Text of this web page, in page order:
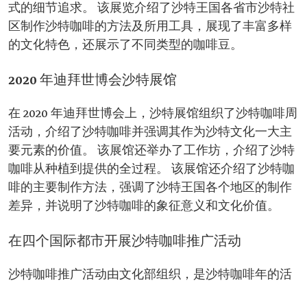
式的细节追求。 该展览介绍了沙特王国各省市沙特社
区制作沙特咖啡的方法及所用工具，展现了丰富多样
的文化特色，还展示了不同类型的咖啡豆。
2020 年迪拜世博会沙特展馆
在 2020 年迪拜世博会上，沙特展馆组织了沙特咖啡周
活动，介绍了沙特咖啡并强调其作为沙特文化一大主
要元素的价值。 该展馆还举办了工作坊，介绍了沙特
咖啡从种植到提供的全过程。 该展馆还介绍了沙特咖
啡的主要制作方法，强调了沙特王国各个地区的制作
差异，并说明了沙特咖啡的象征意义和文化价值。
在四个国际都市开展沙特咖啡推广活动
沙特咖啡推广活动由文化部组织，是沙特咖啡年的活